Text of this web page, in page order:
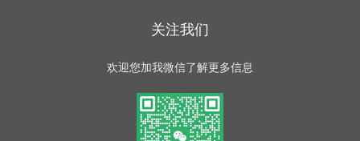
关注我们
欢迎您加我微信了解更多信息